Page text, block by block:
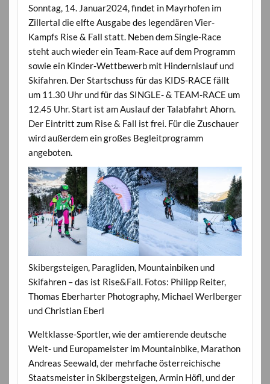
Sonntag, 14. Januar2024, findet in Mayrhofen im
Zillertal die elfte Ausgabe des legendären Vier-
Kampfs Rise & Fall statt. Neben dem Single-Race
steht auch wieder ein Team-Race auf dem Programm
sowie ein Kinder-Wettbewerb mit Hindernislauf und
Skifahren. Der Startschuss für das KIDS-RACE fällt
um 11.30 Uhr und für das SINGLE- & TEAM-RACE um
12.45 Uhr. Start ist am Auslauf der Talabfahrt Ahorn.
Der Eintritt zum Rise & Fall ist frei. Für die Zuschauer
wird außerdem ein großes Begleitprogramm
angeboten.
Skibergsteigen, Paragliden, Mountainbiken und
Skifahren – das ist Rise&Fall. Fotos: Philipp Reiter,
Thomas Eberharter Photography, Michael Werlberger
und Christian Eberl
Weltklasse-Sportler, wie der amtierende deutsche
Welt- und Europameister im Mountainbike, Marathon
Andreas Seewald, der mehrfache österreichische
Staatsmeister in Skibergsteigen, Armin Höfl, und der